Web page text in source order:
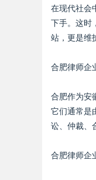
uz
在现代社会
下手。这时
站，更是维
合肥律师企
合肥作为安
它们通常是
讼、仲裁、
合肥律师企
免费视频平台